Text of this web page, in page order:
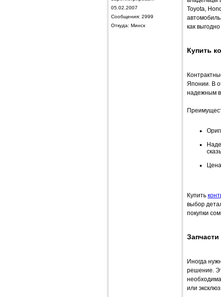
05.02.2007
Сообщения: 2999
Откуда: Минск
Toyota,
как
Купить
Японии. В
надежным
Купить
выбор
покупки
Иногда
решение.
или